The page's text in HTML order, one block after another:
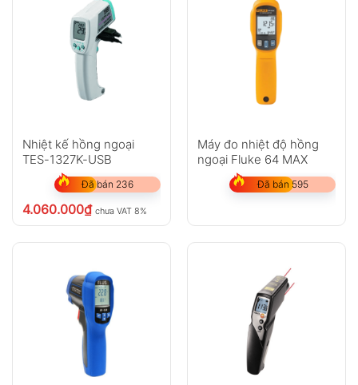
Nhiệt kế hồng ngoại
TES-1327K-USB
Đã bán 236
4.060.000₫ chưa VAT 8%
Máy đo nhiệt độ hồng
ngoại Fluke 64 MAX
Đã bán 595